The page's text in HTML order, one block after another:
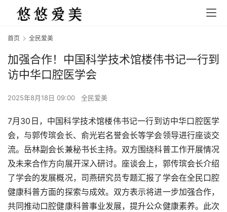
首页 全民爱美
加强合作！中国科学技术馆楼伟书记一行到
访中华口腔医学会
2025年8月18日 09:00 全民爱美
7月30日，中国科学技术馆楼伟书记一行到访中华口腔医学
会，与郭传瑸会长、俞光岩名誉会长等学会领导进行座谈交
流。岳林副会长兼秘书长主持。双方围绕科普工作开展情况
及未来合作方向展开深入研讨。座谈会上，郭传瑸会长介绍
了学会的发展概况，司燕研究员专题汇报了学会在全民口腔
健康科普方面的探索与成效。双方表示将进一步加强合作，
共同推动口腔健康科普事业发展，提升公众健康素养。此次